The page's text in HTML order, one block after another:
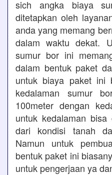
sich angka biaya
ditetapkan oleh
anda yang memang
dalam waktu dekat.
sumur bor ini
dalam bentuk paket
untuk biaya paket ini
kedalaman sumur
100meter dengan
untuk kedalaman bisa
dari kondisi tanah
Namun untuk
bentuk paket ini
untuk pengerjaan ya